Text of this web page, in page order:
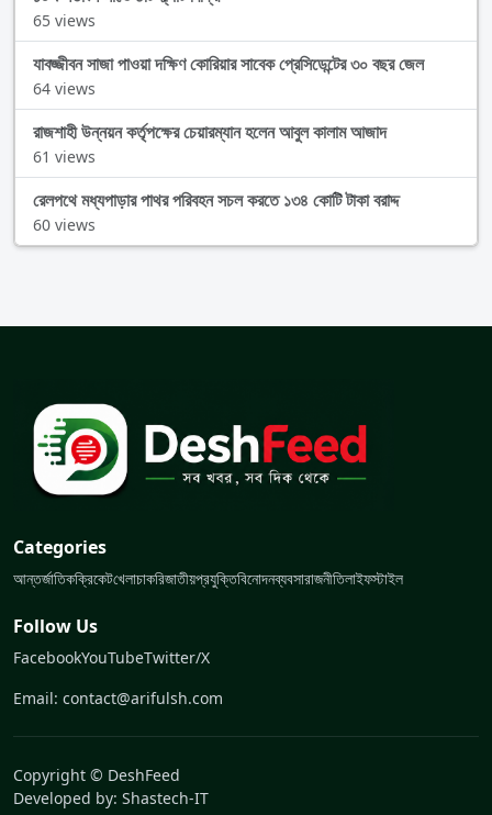
65 views
যাবজ্জীবন সাজা পাওয়া দক্ষিণ কোরিয়ার সাবেক প্রেসিডেন্টের ৩০ বছর জেল
64 views
রাজশাহী উন্নয়ন কর্তৃপক্ষের চেয়ারম্যান হলেন আবুল কালাম আজাদ
61 views
রেলপথে মধ্যপাড়ার পাথর পরিবহন সচল করতে ১৩৪ কোটি টাকা বরাদ্দ
60 views
Categories
আন্তর্জাতিকক্রিকেটখেলাচাকরিজাতীয়প্রযুক্তিবিনোদনব্যবসারাজনীতিলাইফস্টাইল
Follow Us
FacebookYouTubeTwitter/X
Email: contact@arifulsh.com
Copyright © DeshFeed
Developed by: Shastech-IT